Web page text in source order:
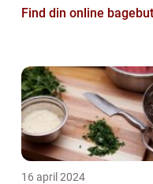
Find din online
16 april 2024